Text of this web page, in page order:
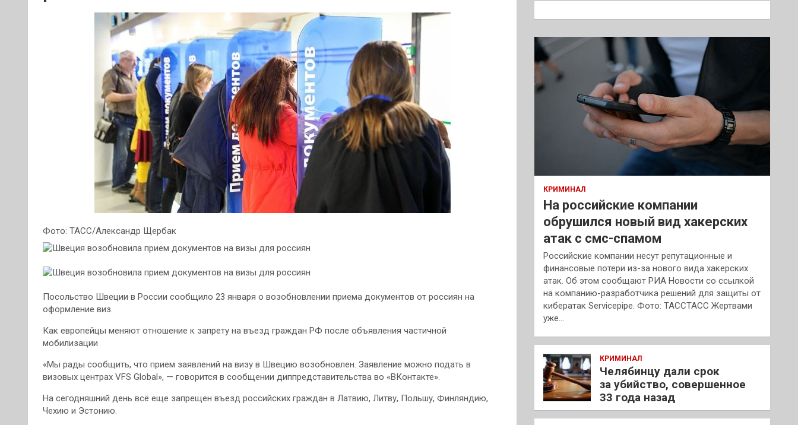
Фото: ТАСС/Александр Щербак
Посольство Швеции в России сообщило 23 января о возобновлении приема документов от россиян на
оформление виз.
Как европейцы меняют отношение к запрету на въезд граждан РФ после объявления частичной
мобилизации
«Мы рады сообщить, что прием заявлений на визу в Швецию возобновлен. Заявление можно подать в
визовых центрах VFS Global», — говорится в сообщении диппредставительства во «ВКонтакте».
На сегодняшний день всё еще запрещен въезд российских граждан в Латвию, Литву, Польшу, Финляндию,
Чехию и Эстонию.
к
КРИМИНАЛ
На российские компании
обрушился новый вид хакерских
атак с смс-спамом
Российские компании несут репутационные и
финансовые потери из-за нового вида хакерских
атак. Об этом сообщают РИА Новости со ссылкой
на компанию-разработчика решений для защиты от
кибератак Servicepipe. Фото: ТАССТАСС Жертвами
уже…
КРИМИНАЛ
Челябинцу дали срок
за убийство, совершенное
33 года назад